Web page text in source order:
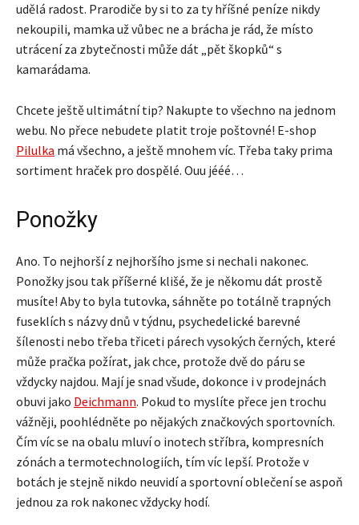
udělá radost. Prarodiče by si to za ty hříšné peníze nikdy
nekoupili, mamka už vůbec ne a brácha je rád, že místo
utrácení za zbytečnosti může dát „pět škopků“ s
kamarádama.
Chcete ještě ultimátní tip? Nakupte to všechno na jednom
webu. No přece nebudete platit troje poštovné! E-shop
Pilulka má všechno, a ještě mnohem víc. Třeba taky prima
sortiment hraček pro dospělé. Ouu jééé…
Ponožky
Ano. To nejhorší z nejhoršího jsme si nechali nakonec.
Ponožky jsou tak příšerné klišé, že je někomu dát prostě
musíte! Aby to byla tutovka, sáhněte po totálně trapných
fuseklích s názvy dnů v týdnu, psychedelické barevné
šílenosti nebo třeba třiceti párech vysokých černých, které
může pračka požírat, jak chce, protože dvě do páru se
vždycky najdou. Mají je snad všude, dokonce i v prodejnách
obuvi jako Deichmann. Pokud to myslíte přece jen trochu
vážněji, poohlédněte po nějakých značkových sportovních.
Čím víc se na obalu mluví o inotech stříbra, kompresních
zónách a termotechnologiích, tím víc lepší. Protože v
botách je stejně nikdo neuvidí a sportovní oblečení se aspoň
jednou za rok nakonec vždycky hodí.